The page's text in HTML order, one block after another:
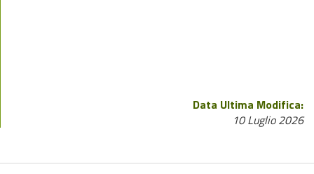
Data Ultima Modifica:
10 Luglio 2026